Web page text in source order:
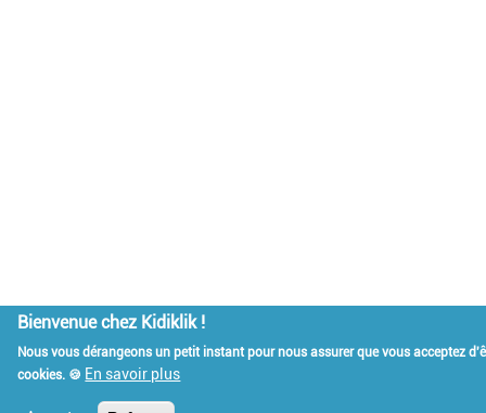
Bienvenue chez Kidiklik !
Nous vous dérangeons un petit instant pour nous assurer que vous acceptez
cookies. 🍪 En savoir plus